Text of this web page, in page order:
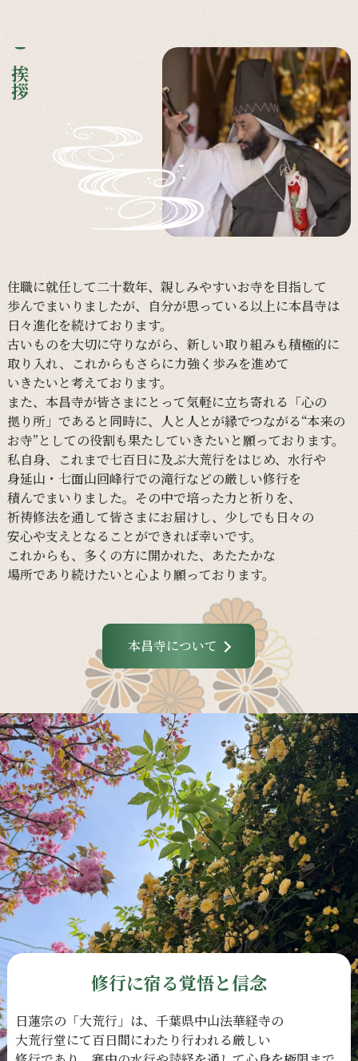
ご挨拶
住職に就任して二十数年、 親しみやすいお寺を目指して
歩んでまいりましたが、 自分が思っている以上に本昌寺は
日々進化を続けております。
古いものを大切に守りながら、 新しい取り組みも積極的に
取り入れ、
これからも さらに力強く 歩みを進めて
いきたいと考えております。
また、 本昌寺が皆さまにとって気軽に立ち寄れる 「心の
拠り所」であると同時に、 人と 人とが縁でつながる“本来の
お寺”と しての役割も果たしていきたいと願っております。
私自身、
これまで七百日に及ぶ大荒行をはじめ、 水行や
身延山・ 七面山回峰行での滝行などの厳しい修行を
積んでまいりました。 その中で培った力と祈りを、
祈祷修法を通して皆さまにお届けし、 少しでも 日々の
安心や支えとなる ことができれば幸いです。
これからも、 多くの方に開かれた、 あたたかな
場所であり続けたいと心より願っております。
本昌寺について
修行に宿る覚悟と信念
日蓮宗の 「大荒行」は、 千葉県中山法華経寺の
大荒行堂にて百日間にわたり行われる厳しい